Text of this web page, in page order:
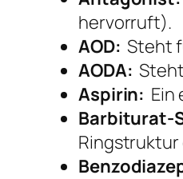
hervorruft).
AOD: Steht
AODA:
Aspirin: Ein
Barbiturat-
Ringstruktur